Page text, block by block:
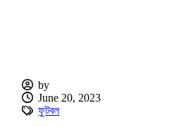
by
June 20, 2023
ফুটবল